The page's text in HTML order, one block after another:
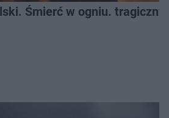
Śmierć w ogniu. tragiczny